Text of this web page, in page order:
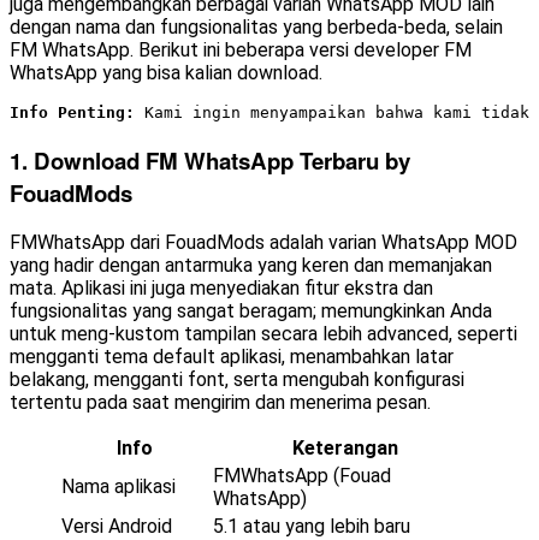
dengan nama dan fungsionalitas yang berbeda-beda, selain
FM WhatsApp. Berikut ini beberapa versi developer FM
WhatsApp yang bisa kalian download.
Info Penting: Kami ingin menyampaikan bahwa kami
1. Download FM WhatsApp Terbaru by
FouadMods
FMWhatsApp dari FouadMods adalah varian WhatsApp MOD
yang hadir dengan antarmuka yang keren dan memanjakan
mata. Aplikasi ini juga menyediakan fitur ekstra dan
fungsionalitas yang sangat beragam; memungkinkan Anda
untuk meng-kustom tampilan secara lebih advanced, seperti
mengganti tema default aplikasi, menambahkan latar
belakang, mengganti font, serta mengubah konfigurasi
tertentu pada saat mengirim dan menerima pesan.
Info
Keterangan
Nama aplikasi
FMWhatsApp (Fouad
WhatsApp)
Versi Android
5.1 atau yang lebih baru